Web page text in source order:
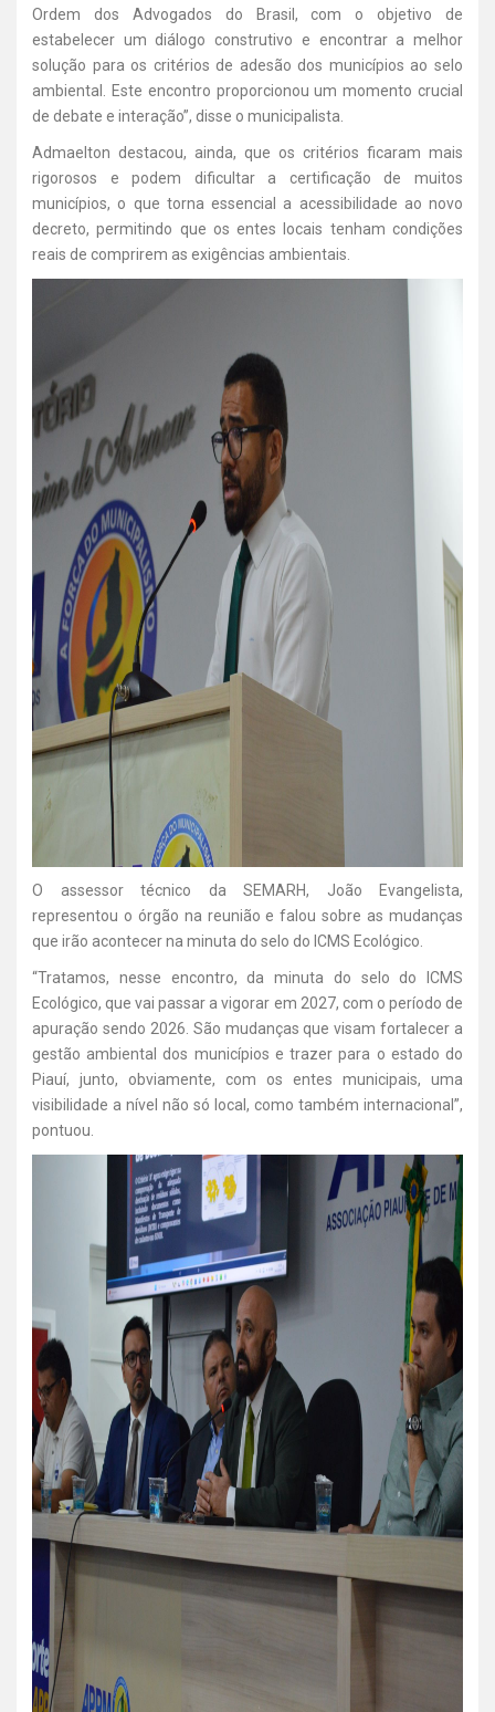
Ordem dos Advogados do Brasil, com o objetivo de
estabelecer um diálogo construtivo e encontrar a melhor
solução para os critérios de adesão dos municípios ao selo
ambiental. Este encontro proporcionou um momento crucial
de debate e interação”, disse o municipalista.
Admaelton destacou, ainda, que os critérios ficaram mais
rigorosos e podem dificultar a certificação de muitos
municípios, o que torna essencial a acessibilidade ao novo
decreto, permitindo que os entes locais tenham condições
reais de comprirem as exigências ambientais.
O assessor técnico da SEMARH, João Evangelista,
representou o órgão na reunião e falou sobre as mudanças
que irão acontecer na minuta do selo do ICMS Ecológico.
“Tratamos, nesse encontro, da minuta do selo do ICMS
Ecológico, que vai passar a vigorar em 2027, com o período de
apuração sendo 2026. São mudanças que visam fortalecer a
gestão ambiental dos municípios e trazer para o estado do
Piauí, junto, obviamente, com os entes municipais, uma
visibilidade a nível não só local, como também internacional”,
pontuou.